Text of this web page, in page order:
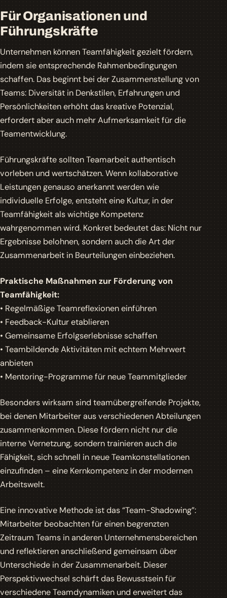
Für Organisationen und
Führungskräfte
Unternehmen können Teamfähigkeit gezielt fördern,
indem sie entsprechende Rahmenbedingungen
schaffen. Das beginnt bei der Zusammenstellung von
Teams: Diversität in Denkstilen, Erfahrungen und
Persönlichkeiten erhöht das kreative Potenzial,
erfordert aber auch mehr Aufmerksamkeit für die
Teamentwicklung.
Führungskräfte sollten Teamarbeit authentisch
vorleben und wertschätzen. Wenn kollaborative
Leistungen genauso anerkannt werden wie
individuelle Erfolge, entsteht eine Kultur, in der
Teamfähigkeit als wichtige Kompetenz
wahrgenommen wird. Konkret bedeutet das: Nicht nur
Ergebnisse belohnen, sondern auch die Art der
Zusammenarbeit in Beurteilungen einbeziehen.
Praktische Maßnahmen zur Förderung von
Teamfähigkeit:
• Regelmäßige Teamreflexionen einführen
• Feedback-Kultur etablieren
• Gemeinsame Erfolgserlebnisse schaffen
• Teambildende Aktivitäten mit echtem Mehrwert
anbieten
• Mentoring-Programme für neue Teammitglieder
Besonders wirksam sind teamübergreifende Projekte,
bei denen Mitarbeiter aus verschiedenen Abteilungen
zusammenkommen. Diese fördern nicht nur die
interne Vernetzung, sondern trainieren auch die
Fähigkeit, sich schnell in neue Teamkonstellationen
einzufinden – eine Kernkompetenz in der modernen
Arbeitswelt.
Eine innovative Methode ist das “Team-Shadowing”:
Mitarbeiter beobachten für einen begrenzten
Zeitraum Teams in anderen Unternehmensbereichen
und reflektieren anschließend gemeinsam über
Unterschiede in der Zusammenarbeit. Dieser
Perspektivwechsel schärft das Bewusstsein für
verschiedene Teamdynamiken und erweitert das